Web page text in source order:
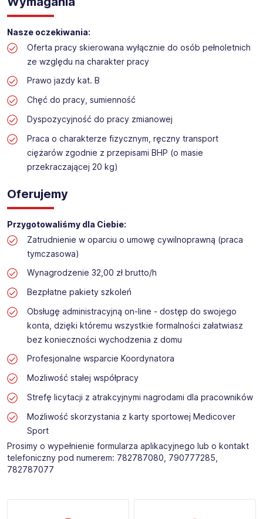
Nasze oczekiwania:
Oferta pracy skierowana wyłącznie do osób pełnoletnich
ze względu na charakter pracy
Prawo jazdy kat. B
Chęć do pracy, sumienność
Dyspozycyjność do pracy zmianowej
Praca o charakterze fizycznym, ręczny transport
ciężarów zgodnie z przepisami BHP (o masie
przekraczającej 20 kg)
Oferujemy
Przygotowaliśmy dla Ciebie:
Zatrudnienie w oparciu o umowę cywilnoprawną (praca
tymczasowa)
Wynagrodzenie 32,00 zł brutto/h
Bezpłatne pakiety szkoleń
Obsługę administracyjną on-line - dostęp do swojego
konta, dzięki któremu wszystkie formalności załatwiasz
bez konieczności wychodzenia z domu
Profesjonalne wsparcie Koordynatora
Możliwość stałej współpracy
Strefę licytacji z atrakcyjnymi nagrodami dla pracowników
Możliwość skorzystania z karty sportowej Medicover
Sport
Prosimy o wypełnienie formularza aplikacyjnego lub o kontakt
telefoniczny pod numerem: 782787080, 790777285,
782787077 ​